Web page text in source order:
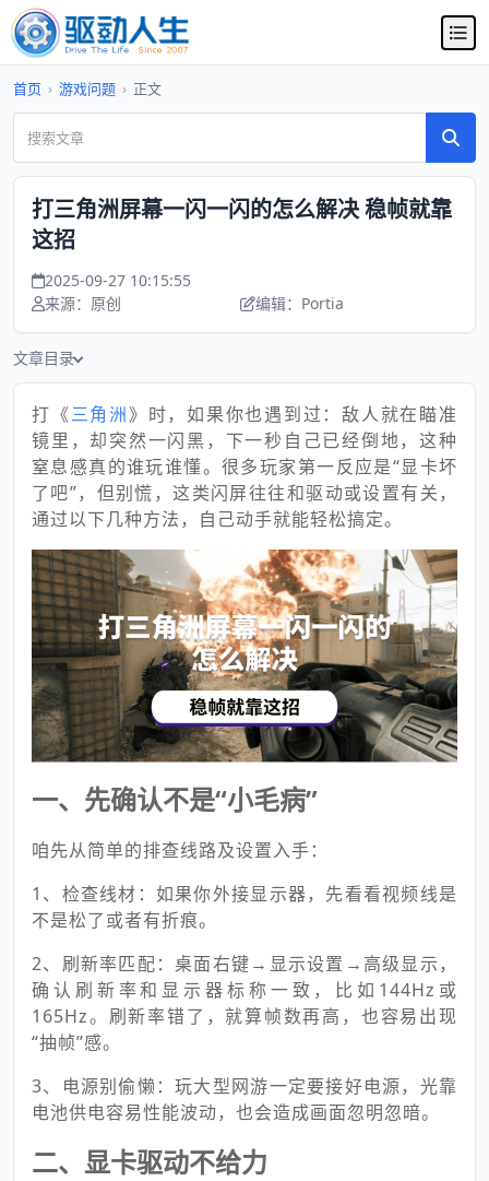
首页 › 游戏问题 › 正文
打三角洲屏幕一闪一闪的怎么解决 稳帧就靠
这招
2025-09-27 10:15:55
来源：原创
编辑：Portia
文章目录
打《三角洲》时，如果你也遇到过：敌人就在瞄准
镜里，却突然一闪黑，下一秒自己已经倒地，这种
窒息感真的谁玩谁懂。很多玩家第一反应是“显卡坏
了吧”，但别慌，这类闪屏往往和驱动或设置有关，
通过以下几种方法，自己动手就能轻松搞定。
一、先确认不是“小毛病”
咱先从简单的排查线路及设置入手：
1、检查线材：如果你外接显示器，先看看视频线是
不是松了或者有折痕。
2、刷新率匹配：桌面右键→显示设置→高级显示，
确认刷新率和显示器标称一致，比如144Hz或
165Hz。刷新率错了，就算帧数再高，也容易出现
“抽帧”感。
3、电源别偷懒：玩大型网游一定要接好电源，光靠
电池供电容易性能波动，也会造成画面忽明忽暗。
二、显卡驱动不给力